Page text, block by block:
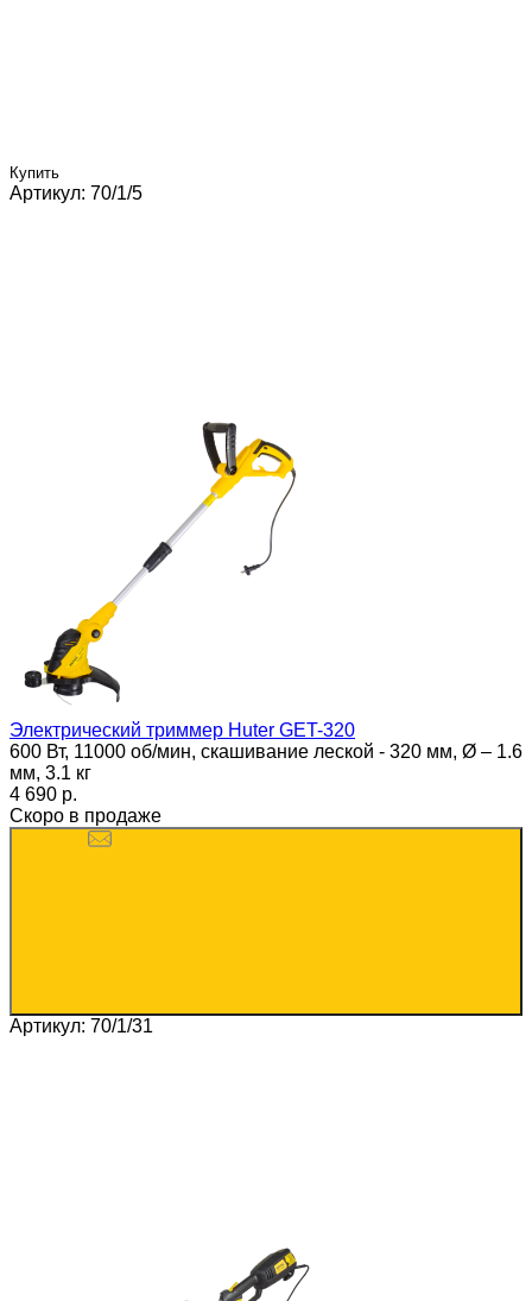
Купить
Артикул: 70/1/5
Электрический триммер Huter GET-320
600 Вт, 11000 об/мин, скашивание леской - 320 мм, Ø – 1.6
мм, 3.1 кг
4 690 p.
Скоро в продаже
Артикул: 70/1/31